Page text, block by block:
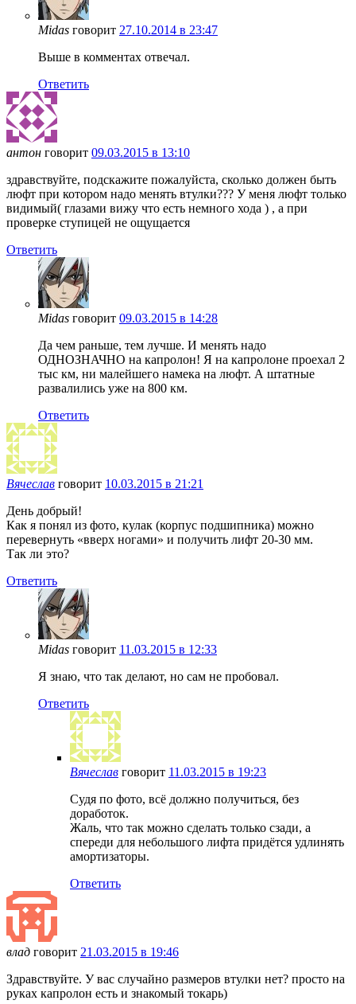
Midas говорит 27.10.2014 в 23:47
Выше в комментах отвечал.
Ответить
антон говорит 09.03.2015 в 13:10
здравствуйте, подскажите пожалуйста, сколько должен быть
люфт при котором надо менять втулки??? У меня люфт только
видимый( глазами вижу что есть немного хода ) , а при
проверке ступицей не ощущается
Ответить
Midas говорит 09.03.2015 в 14:28
Да чем раньше, тем лучше. И менять надо
ОДНОЗНАЧНО на капролон! Я на капролоне проехал 2
тыс км, ни малейшего намека на люфт. А штатные
развалились уже на 800 км.
Ответить
Вячеслав говорит 10.03.2015 в 21:21
День добрый!
Как я понял из фото, кулак (корпус подшипника) можно
перевернуть «вверх ногами» и получить лифт 20-30 мм.
Так ли это?
Ответить
Midas говорит 11.03.2015 в 12:33
Я знаю, что так делают, но сам не пробовал.
Ответить
Вячеслав говорит 11.03.2015 в 19:23
Судя по фото, всё должно получиться, без
доработок.
Жаль, что так можно сделать только сзади, а
спереди для небольшого лифта придётся удлинять
амортизаторы.
Ответить
влад говорит 21.03.2015 в 19:46
Здравствуйте. У вас случайно размеров втулки нет? просто на
руках капролон есть и знакомый токарь)